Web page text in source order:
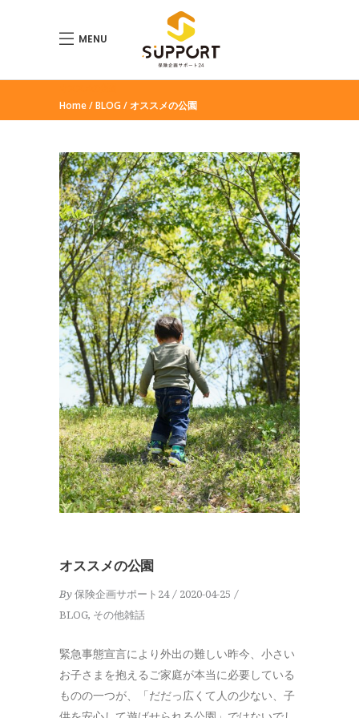
MENU
Home BLOG オススメの公園
オススメの公園
By 保険企画サポート24
2020-04-25
BLOG, その他雑話
緊急事態宣言により外出の難しい昨今、小さい
お子さまを抱えるご家庭が本当に必要している
ものの一つが、「だだっ広くて人の少ない、子